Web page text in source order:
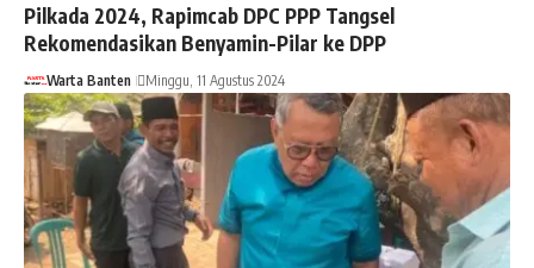
Pilkada 2024, Rapimcab DPC PPP Tangsel
Rekomendasikan Benyamin-Pilar ke DPP
Warta Banten Minggu, 11 Agustus 2024